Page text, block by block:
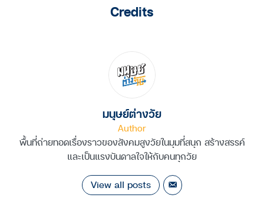
Credits
มนุษย์ต่างวัย
Author
พื้นที่ถ่ายทอดเรื่องราวของสังคมสูงวัยในมุมที่สนุก สร้างสรรค์
และเป็นแรงบันดาลใจให้กับคนทุกวัย
View all posts